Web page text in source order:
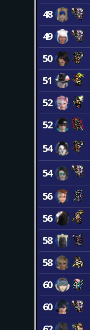
48
49
50
51
52
52
54
54
56
56
58
58
60
60